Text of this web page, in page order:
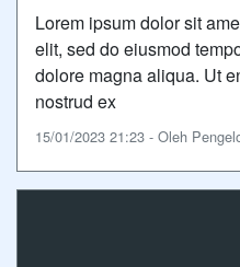
Lorem ipsum dolor sit
elit, sed do eiusmod
dolore magna aliqua. Ut
nostrud ex
15/01/2023 21:23 - Oleh